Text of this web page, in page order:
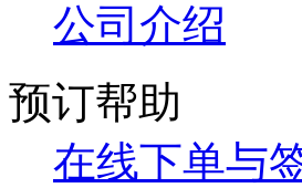
公司介绍
预订帮助
在线下单与